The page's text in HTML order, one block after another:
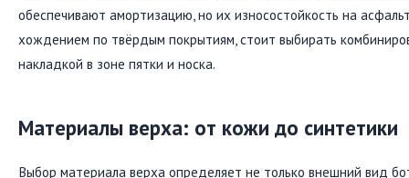
обеспечивают амортизацию, но их износостойкость на
хождением по твёрдым покрытиям, стоит выбирать
накладкой в зоне пятки и носка.
Материалы верха: от кожи до синтетики
Выбор материала верха определяет не только внешний вид